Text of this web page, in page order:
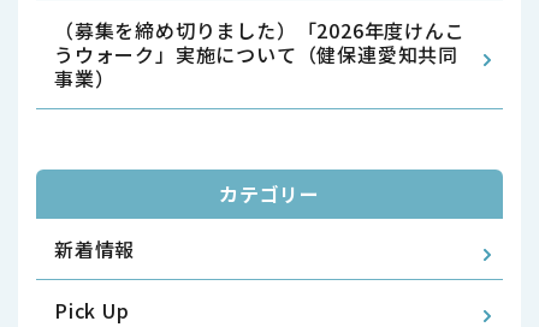
（募集を締め切りました）「2026年度けんこ
うウォーク」実施について（健保連愛知共同
事業）
カテゴリー
新着情報
Pick Up